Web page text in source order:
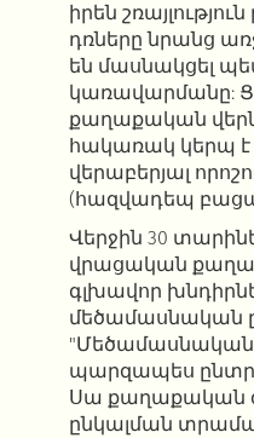
իրեն
դռները նրանց
են մասնակցել
կառավարմանը:
քաղաքական
հակառակ կերպ է
վերաբերյալ
(հազվադեպ
Վերջին 30
վրացական
գլխավոր
մեծամասնական
պարզապես
Սա քաղաքական
ընկալման